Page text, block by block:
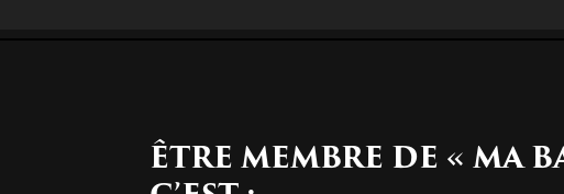
ÊTRE MEMBRE DE « MA